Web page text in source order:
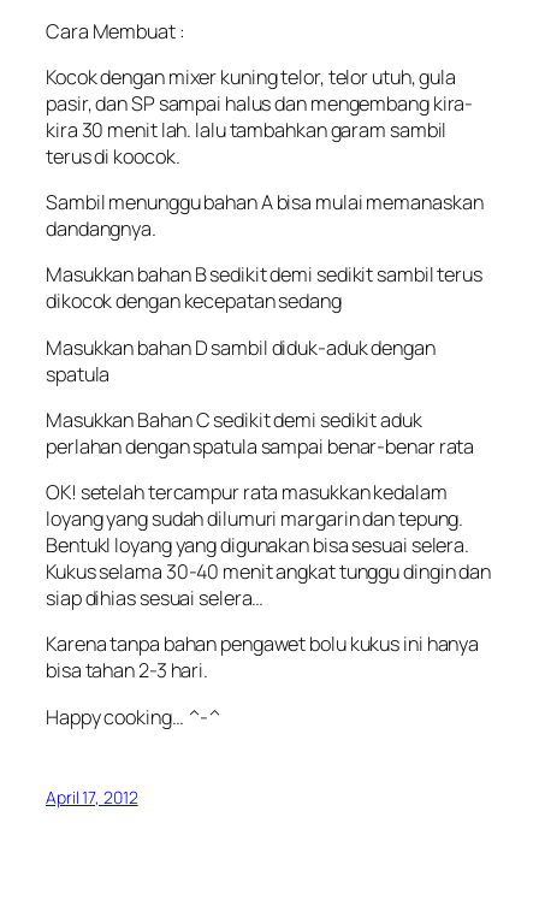
Cara Membuat :
Kocok dengan mixer kuning telor, telor utuh, gula
pasir, dan SP sampai halus dan mengembang kira-
kira 30 menit lah. lalu tambahkan garam sambil
terus di koocok.
Sambil menunggu bahan A bisa mulai memanaskan
dandangnya.
Masukkan bahan B sedikit demi sedikit sambil terus
dikocok dengan kecepatan sedang
Masukkan bahan D sambil diduk-aduk dengan
spatula
Masukkan Bahan C sedikit demi sedikit aduk
perlahan dengan spatula sampai benar-benar rata
OK! setelah tercampur rata masukkan kedalam
loyang yang sudah dilumuri margarin dan tepung.
Bentukl loyang yang digunakan bisa sesuai selera.
Kukus selama 30-40 menit angkat tunggu dingin dan
siap dihias sesuai selera…
Karena tanpa bahan pengawet bolu kukus ini hanya
bisa tahan 2-3 hari.
Happy cooking… ^-^
April 17, 2012